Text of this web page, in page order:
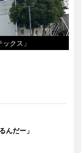
クス」
んだー」